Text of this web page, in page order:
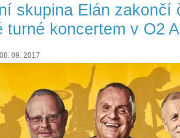
skupina Elán zakončí
turné koncertem v O2
09. 2017